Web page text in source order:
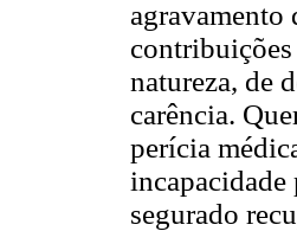
agravamento
contribuições
natureza, de
carência.
perícia
incapacidade
segurado